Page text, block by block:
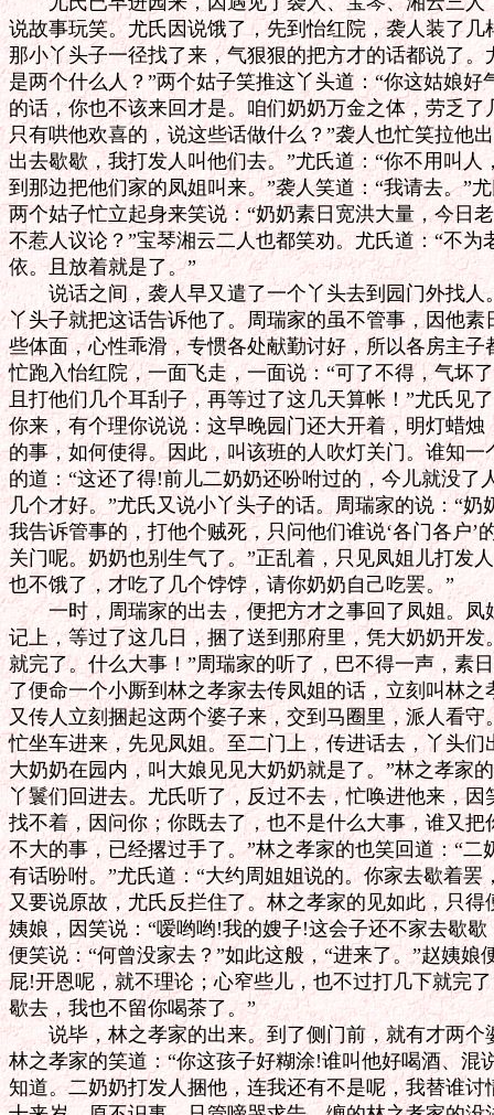
说故事玩笑。尤氏因说饿了，先到怡红院，袭人装了
那小丫头子一径找了来，气狠狠的把方才的话都说了。
是两个什么人？”两个姑子笑推这丫头道：“你这姑娘好
的话，你也不该来回才是。咱们奶奶万金之体，劳乏
只有哄他欢喜的，说这些话做什么？”袭人也忙笑拉他
出去歇歇，我打发人叫他们去。”尤氏道：“你不用叫人
到那边把他们家的凤姐叫来。”袭人笑道：“我请去。”
两个姑子忙立起身来笑说：“奶奶素日宽洪大量，今日
不惹人议论？”宝琴湘云二人也都笑劝。尤氏道：“不为
依。且放着就是了。”
说话之间，袭人早又遣了一个丫头去到园门外找人
丫头子就把这话告诉他了。周瑞家的虽不管事，因他
些体面，心性乖滑，专惯各处献勤讨好，所以各房主
忙跑入怡红院，一面飞走，一面说：“可了不得，气坏
且打他们几个耳刮子，再等过了这几天算帐！”尤氏见
你来，有个理你说说：这早晚园门还大开着，明灯蜡
的事，如何使得。因此，叫该班的人吹灯关门。谁知一
的道：“这还了得!前儿二奶奶还吩咐过的，今儿就没了
几个才好。”尤氏又说小丫头子的话。周瑞家的说：“奶
我告诉管事的，打他个贼死，只问他们谁说‘各门各户’
关门呢。奶奶也别生气了。”正乱着，只见凤姐儿打发
也不饿了，才吃了几个饽饽，请你奶奶自己吃罢。”
一时，周瑞家的出去，便把方才之事回了凤姐。凤
记上，等过了这几日，捆了送到那府里，凭大奶奶开
就完了。什么大事！”周瑞家的听了，巴不得一声，素
了便命一个小厮到林之孝家去传凤姐的话，立刻叫林
又传人立刻捆起这两个婆子来，交到马圈里，派人看
忙坐车进来，先见凤姐。至二门上，传进话去，丫头们
大奶奶在园内，叫大娘见见大奶奶就是了。”林之孝家
丫鬟们回进去。尤氏听了，反过不去，忙唤进他来，因
找不着，因问你；你既去了，也不是什么大事，谁又把
不大的事，已经撂过手了。”林之孝家的也笑回道：“二
有话吩咐。”尤氏道：“大约周姐姐说的。你家去歇着罢
又要说原故，尤氏反拦住了。林之孝家的见如此，只
姨娘，因笑说：“嗳哟哟!我的嫂子!这会子还不家去歇
便笑说：“何曾没家去？”如此这般，“进来了。”赵姨娘
屁!开恩呢，就不理论；心窄些儿，也不过打几下就完
歇去，我也不留你喝茶了。”
说毕，林之孝家的出来。到了侧门前，就有才两个
林之孝家的笑道：“你这孩子好糊涂!谁叫他好喝酒、混
知道。二奶奶打发人捆他，连我还有不是呢，我替谁讨